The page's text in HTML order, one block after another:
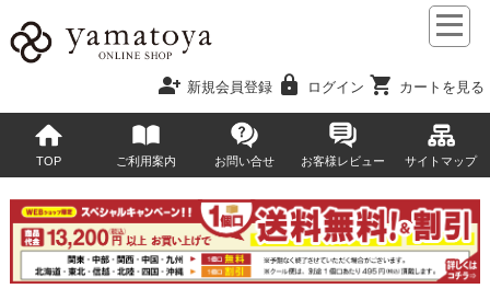
person_add 新規会員登録 lock ログイン shopping_cart カートを見る
TOP ご利用案内 お問い合せ お客様レビュー サイトマップ